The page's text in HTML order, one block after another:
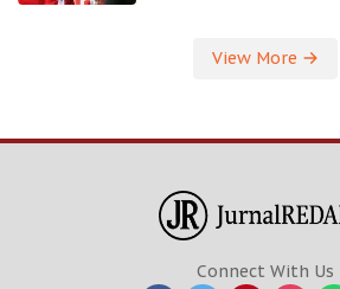
View More
Connect With Us